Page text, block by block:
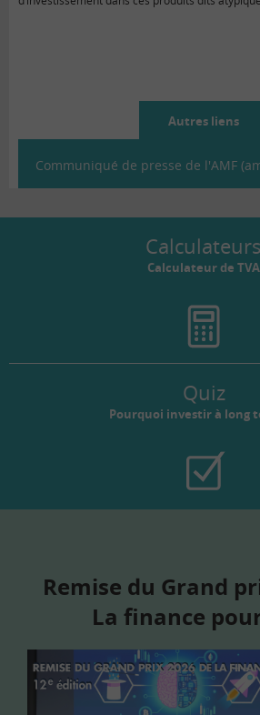
Autres liens
Communiqué de presse de l'AMF
Calculateurs
Calculateur de TVA
Quiz
Pourquoi investir à long
Remise du Grand
La finance